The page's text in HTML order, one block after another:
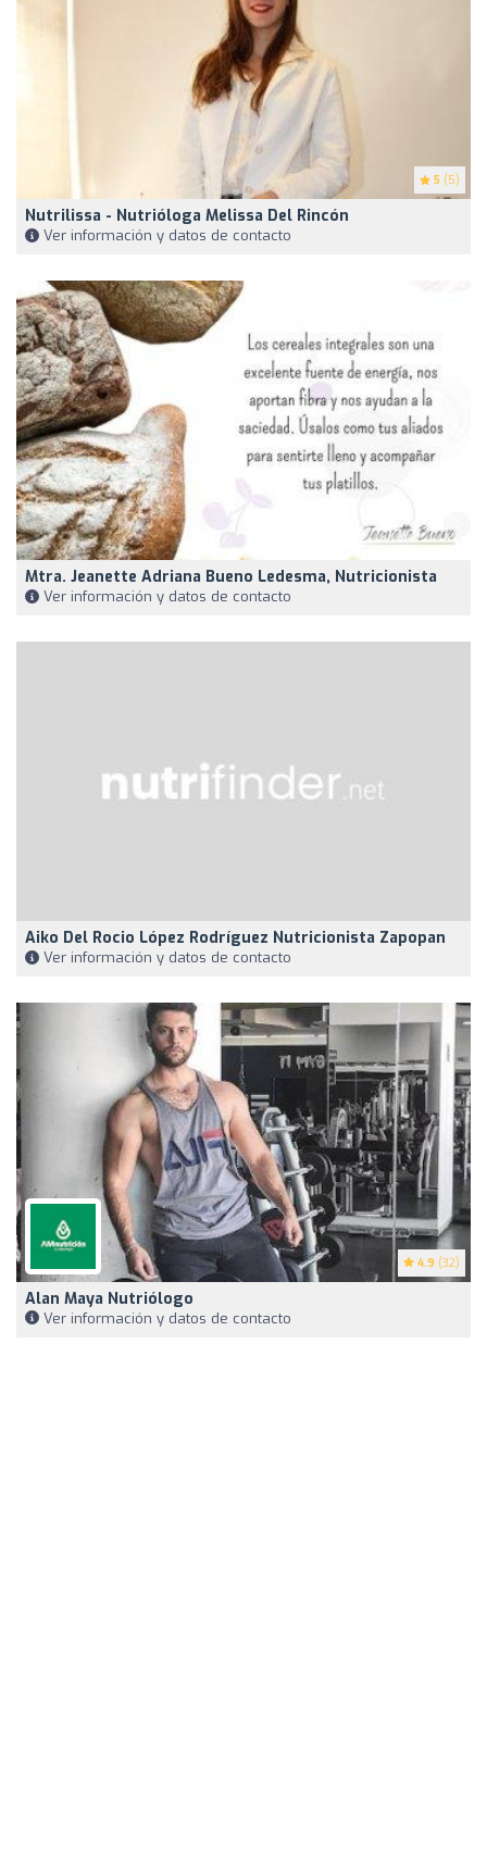
5 (5)
Nutrilissa - Nutrióloga Melissa Del Rincón
Ver información y datos de contacto
Mtra. Jeanette Adriana Bueno Ledesma, Nutricionista
Ver información y datos de contacto
Aiko Del Rocio López Rodríguez Nutricionista Zapopan
Ver información y datos de contacto
4.9 (32)
Alan Maya Nutriólogo
Ver información y datos de contacto